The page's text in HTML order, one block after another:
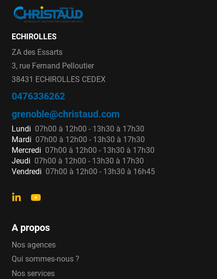
ductile
Les manchons en fonte ductile et leur conformité
géométrique au diamètre extérieur de la fonte
garantissent un serrage plus résistant, assurant
bande et garantissant une excellente étanchéité
au cours du temps.Les composants de
manchons de réparation sont conformes à
l’attestation de conformité sanitaire.
Les marques que Christaud propose à la vente
sont :
GF
PAM
ECHIROLLES
ZA des Essarts
3, rue Fernand Pelloutier
38431 ECHIROLLES CEDEX
0476336262
grenoble@christaud.com
Lundi 07h00 à 12h00 - 13h30 à 17h30
Mardi 07h00 à 12h00 - 13h30 à 17h30
Mercredi 07h00 à 12h00 - 13h30 à 17h30
Jeudi 07h00 à 12h00 - 13h30 à 17h30
Vendredi 07h00 à 12h00 - 13h30 à 16h45
A propos
Nos agences
Qui sommes-nous ?
Nos services